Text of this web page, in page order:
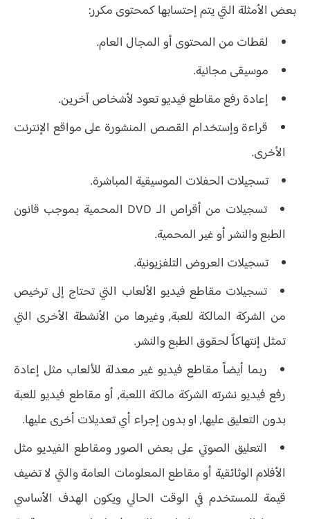
بعض الأمثلة التي يتم إحتسابها كمحتوى مكرر:
لقطات من المحتوى أو المجال العام.
موسيقى مجانية.
إعادة رفع مقاطع فيديو تعود لأشخاص آخرين.
قراءة وإستخدام القصص المنشورة على مواقع الإنترنت
الأخرى.
تسجيلات الحفلات الموسيقية المباشرة.
تسجيلات من أقراص الـ DVD المحمية بموجب قانون
الطبع والنشر أو غير المحمية.
تسجيلات العروض التلفزيونية.
تسجيلات مقاطع فيديو الألعاب التي تحتاج إلى ترخيص
من الشركة المالكة للعبة, وغيرها من الأنشطة الأخرى التي
تمثل إنتهاكاً لحقوق الطبع والنشر.
ربما أيضاً مقاطع فيديو غير معدلة للألعاب مثل إعادة
رفع فيديو نشرته الشركة مالكة اللعبة, أو مقاطع فيديو للعبة
بدون التعليق عليها, او بدون إجراء أي تعديلات أخرى عليها.
التعليق الصوتي على بعض الصور ومقاطع الفيديو مثل
الأفلام الوثائقية أو مقاطع المعلومات العامة والتي لا تضيف
قيمة للمستخدم في الوقت الحالي ويكون الهدف الأساسي